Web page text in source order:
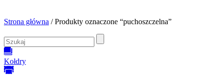
Strona główna / Produkty oznaczone “puchoszczelna”
Kołdry